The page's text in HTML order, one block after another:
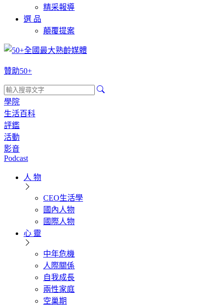
精采報導
選 品
顛覆提案
贊助50+
學院
生活百科
評鑑
活動
影音
Podcast
人 物
CEO生活學
國內人物
國際人物
心 靈
中年危機
人際關係
自我成長
兩性家庭
空巢期